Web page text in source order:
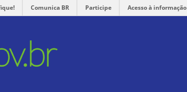
Comunica BR Participe Acesso à informação